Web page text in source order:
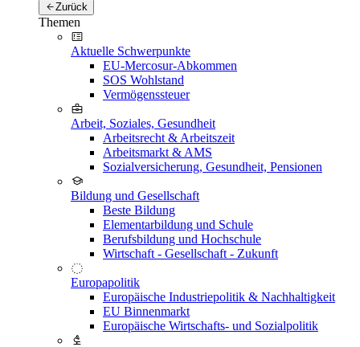
Zurück
Themen
Aktuelle Schwerpunkte
EU-Mercosur-Abkommen
SOS Wohlstand
Vermögenssteuer
Arbeit, Soziales, Gesundheit
Arbeitsrecht & Arbeitszeit
Arbeitsmarkt & AMS
Sozialversicherung, Gesundheit, Pensionen
Bildung und Gesellschaft
Beste Bildung
Elementarbildung und Schule
Berufsbildung und Hochschule
Wirtschaft - Gesellschaft - Zukunft
Europapolitik
Europäische Industriepolitik & Nachhaltigkeit
EU Binnenmarkt
Europäische Wirtschafts- und Sozialpolitik